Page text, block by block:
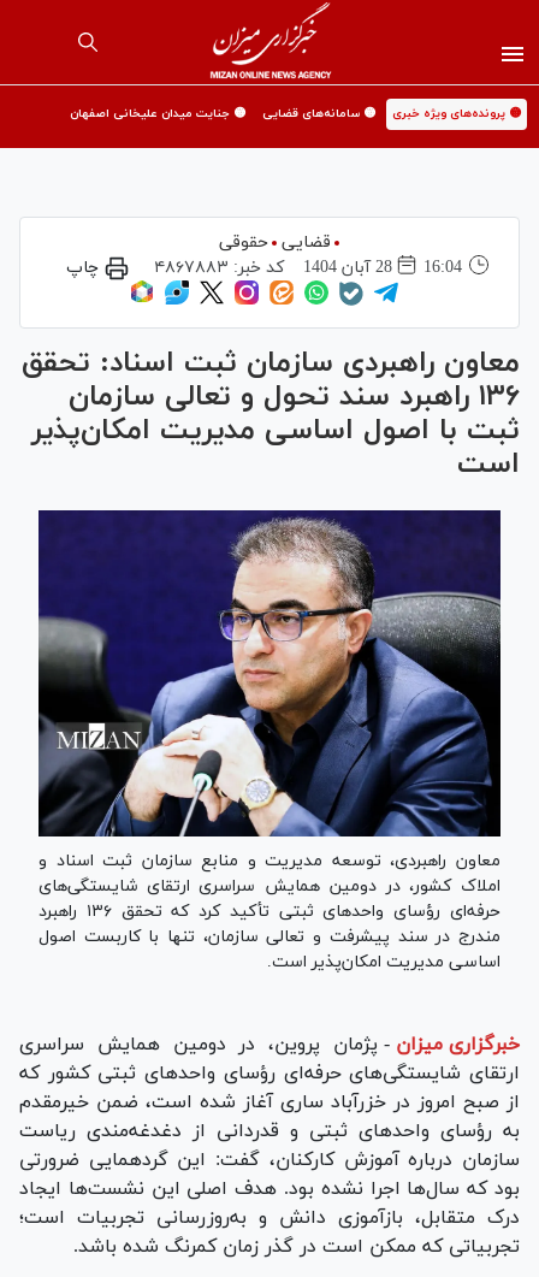
🟡 پرونده‌های ویژه خبری 🟡 سامانه‌های قضایی 🟡 جنایت میدان علیخانی اصفهان
قضایی حقوقی
16:04
28 آبان 1404 کد خبر: ۴۸۶۷۸۸۳ چاپ
معاون راهبردی سازمان ثبت اسناد: تحقق
۱۳۶ راهبرد سند تحول و تعالی سازمان
ثبت با اصول اساسی مدیریت امکان‌پذیر
است
معاون راهبردی، توسعه مدیریت و منابع سازمان ثبت اسناد و
املاک کشور، در دومین همایش سراسری ارتقای شایستگی‌های
حرفه‌ای رؤسای واحد‌های ثبتی تأکید کرد که تحقق ۱۳۶ راهبرد
مندرج در سند پیشرفت و تعالی سازمان، تنها با کاربست اصول
اساسی مدیریت امکان‌پذیر است.
خبرگزاری میزان - پژمان پروین، در دومین همایش سراسری
ارتقای شایستگی‌های حرفه‌ای رؤسای واحد‌های ثبتی کشور که
از صبح امروز در خزرآباد ساری آغاز شده است، ضمن خیرمقدم
به رؤسای واحد‌های ثبتی و قدردانی از دغدغه‌مندی ریاست
سازمان درباره آموزش کارکنان، گفت: این گردهمایی ضرورتی
بود که سال‌ها اجرا نشده بود. هدف اصلی این نشست‌ها ایجاد
درک متقابل، بازآموزی دانش و به‌روزرسانی تجربیات است؛
تجربیاتی که ممکن است در گذر زمان کمرنگ شده باشد.